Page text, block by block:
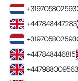
+447848447283
+447848446815
+447988009563